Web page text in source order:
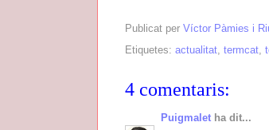
Publicat per Víctor Pàmies i
Etiquetes: actualitat termcat
4 comentaris:
Puigmalet ha dit...